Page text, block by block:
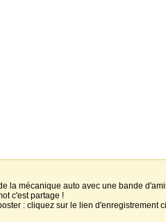
la mécanique auto avec une bande
c'est partage !
: cliquez sur le lien d'enregistrement